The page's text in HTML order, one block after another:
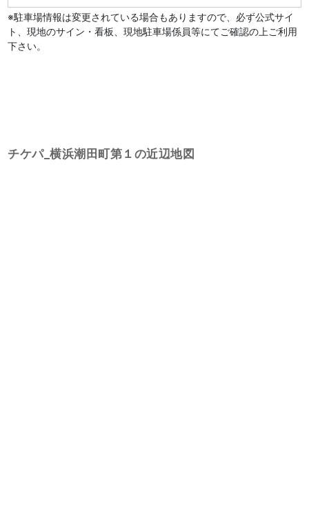
※駐車場情報は変更されている場合もありますので、必ず公式サイ
ト、現地のサイン・看板、現地駐車場係員等にてご確認の上ご利用
下さい。
チケパ_横浜潮田町第１の近辺地図